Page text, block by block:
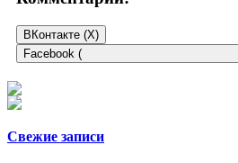
ВКонтакте (X)
Facebook (
Свежие записи